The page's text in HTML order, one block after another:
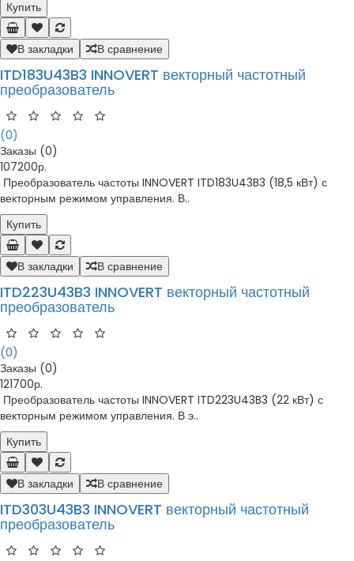
Купить
В закладки В сравнение
ITD183U43B3 INNOVERT векторный частотный
преобразователь
(0)
Заказы (0)
107200р.
Преобразователь частоты INNOVERT ITD183U43B3 (18,5 кВт) с
векторным режимом управления. В..
Купить
В закладки В сравнение
ITD223U43B3 INNOVERT векторный частотный
преобразователь
(0)
Заказы (0)
121700р.
Преобразователь частоты INNOVERT ITD223U43B3 (22 кВт) с
векторным режимом управления. В э..
Купить
В закладки В сравнение
ITD303U43B3 INNOVERT векторный частотный
преобразователь